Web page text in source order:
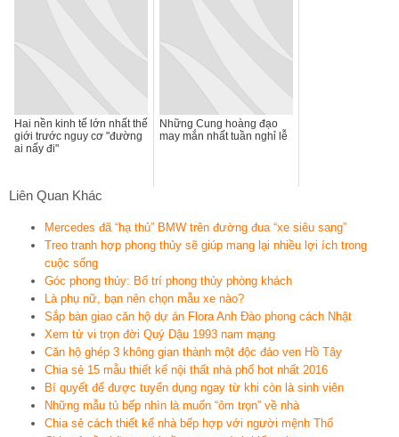
Hai nền kinh tế lớn nhất thế
giới trước nguy cơ "đường
ai nấy đi"
Những Cung hoàng đạo
may mắn nhất tuần nghỉ lễ
Liên Quan Khác
Mercedes đã “hạ thủ” BMW trên đường đua “xe siêu sang”
Treo tranh hợp phong thủy sẽ giúp mang lại nhiều lợi ích trong
cuộc sống
Góc phong thủy: Bố trí phong thủy phòng khách
Là phụ nữ, bạn nên chọn mẫu xe nào?
Sắp bàn giao căn hộ dự án Flora Anh Đào phong cách Nhật
Xem tử vi trọn đời Quý Dậu 1993 nam mạng
Căn hộ ghép 3 không gian thành một độc đáo ven Hồ Tây
Chia sẻ 15 mẫu thiết kế nội thất nhà phố hot nhất 2016
Bí quyết để được tuyển dụng ngay từ khi còn là sinh viên
Những mẫu tủ bếp nhìn là muốn “ôm trọn” về nhà
Chia sẻ cách thiết kế nhà bếp hợp với người mệnh Thổ